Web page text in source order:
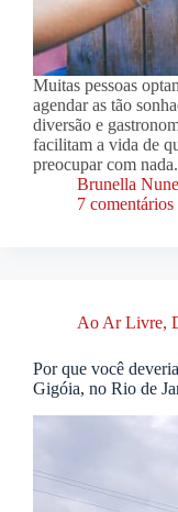
Muitas pessoas
agendar as tão
diversão e
facilitam a vida de
preocupar com
Brunella
7 comentários
Ao Ar Livre,
Por que você
Gigóia, no Rio de